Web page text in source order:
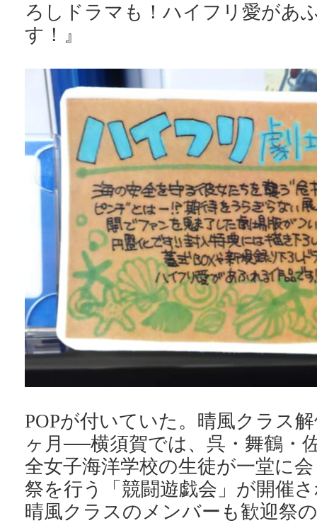
ろしドラマも！ハイフリ愛があ
す！』
POPが付いていた。晴風クラス
ヶ月──横須賀では、呉・舞鶴・
全女子海洋学校の生徒が一堂に
祭を行う「競闘遊戯会」が開催
晴風クラスのメンバーも歓迎祭